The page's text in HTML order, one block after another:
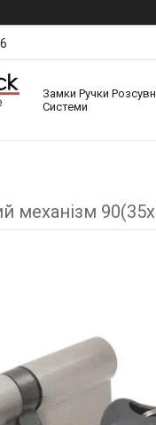
Замки Ручки
Системи
механізм